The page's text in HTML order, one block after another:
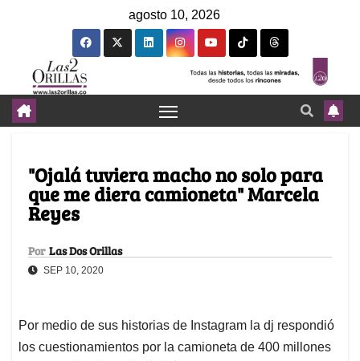
agosto 10, 2026
"Ojalá tuviera macho no solo para
que me diera camioneta" Marcela
Reyes
Por Las Dos Orillas
SEP 10, 2020
Por medio de sus historias de Instagram la dj respondió
los cuestionamientos por la camioneta de 400 millones